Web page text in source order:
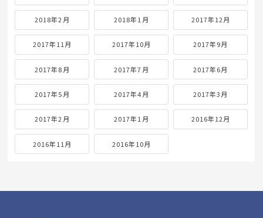
2018年2月 2018年1月 2017年12月
2017年11月 2017年10月 2017年9月
2017年8月 2017年7月 2017年6月
2017年5月 2017年4月 2017年3月
2017年2月 2017年1月 2016年12月
2016年11月 2016年10月